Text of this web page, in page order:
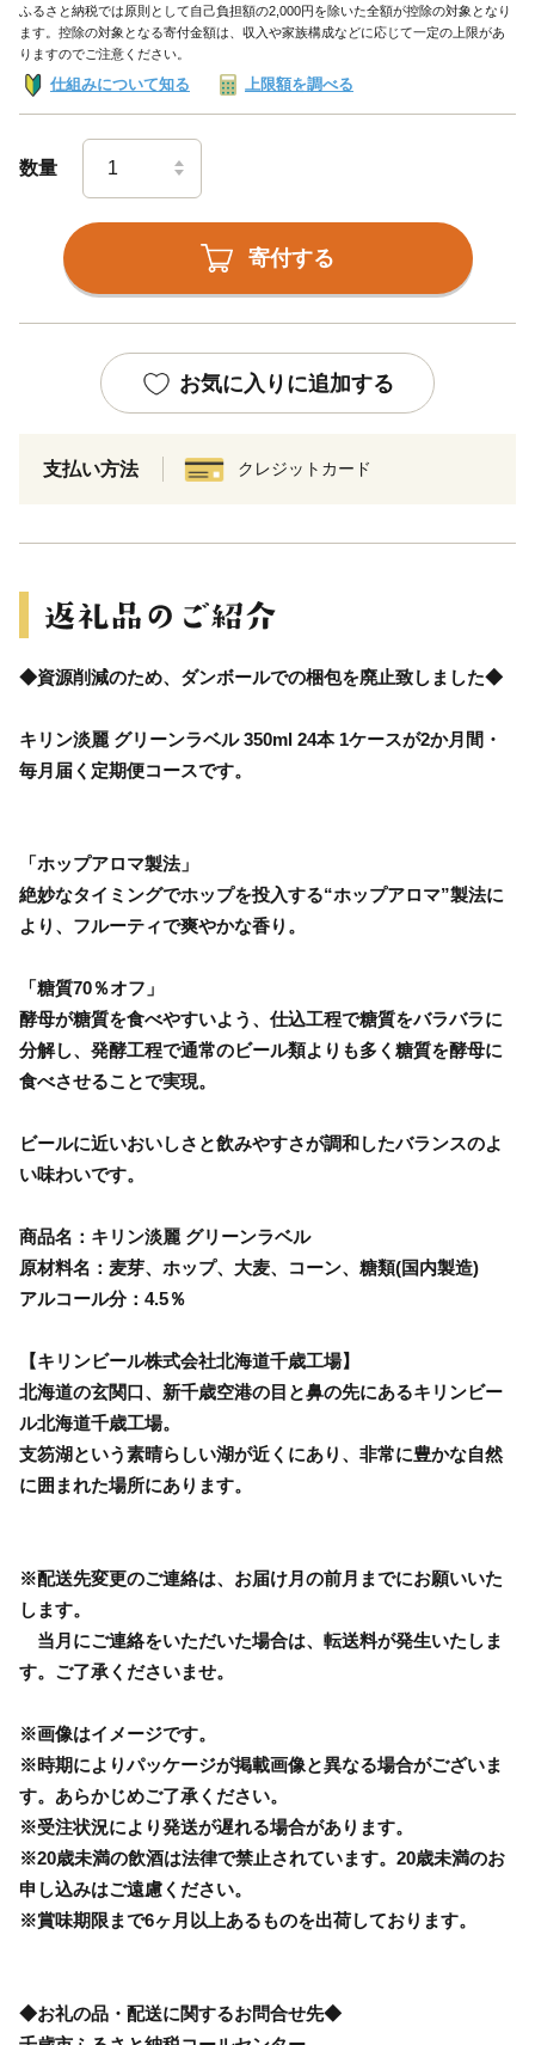
ふるさと納税では原則として自己負担額の2,000円を除いた全額が控除の対象となり
ます。控除の対象となる寄付金額は、収入や家族構成などに応じて一定の上限があ
りますのでご注意ください。
仕組みについて知る 上限額を調べる
数量
寄付する
お気に入りに追加する
支払い方法 クレジットカード
◆資源削減のため、ダンボールでの梱包を廃止致しました◆
キリン淡麗 グリーンラベル 350ml 24本 1ケースが2か月間・
毎月届く定期便コースです。
「ホップアロマ製法」
絶妙なタイミングでホップを投入する“ホップアロマ”製法に
より、フルーティで爽やかな香り。
「糖質70％オフ」
酵母が糖質を食べやすいよう、仕込工程で糖質をバラバラに
分解し、発酵工程で通常のビール類よりも多く糖質を酵母に
食べさせることで実現。
ビールに近いおいしさと飲みやすさが調和したバランスのよ
い味わいです。
商品名：キリン淡麗 グリーンラベル
原材料名：麦芽、ホップ、大麦、コーン、糖類(国内製造)
アルコール分：4.5％
【キリンビール株式会社北海道千歳工場】
北海道の玄関口、新千歳空港の目と鼻の先にあるキリンビー
ル北海道千歳工場。
支笏湖という素晴らしい湖が近くにあり、非常に豊かな自然
に囲まれた場所にあります。
※配送先変更のご連絡は、お届け月の前月までにお願いいた
します。
当月にご連絡をいただいた場合は、転送料が発生いたしま
す。ご了承くださいませ。
※画像はイメージです。
※時期によりパッケージが掲載画像と異なる場合がございま
す。あらかじめご了承ください。
※受注状況により発送が遅れる場合があります。
※20歳未満の飲酒は法律で禁止されています。20歳未満のお
申し込みはご遠慮ください。
※賞味期限まで6ヶ月以上あるものを出荷しております。
◆お礼の品・配送に関するお問合せ先◆